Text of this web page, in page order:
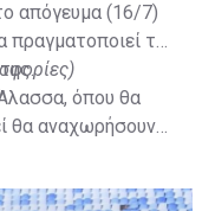
απόγευμα (16/7)
πραγματοποιεί το
όπου θα
θα αναχωρήσουν
προπόνηση